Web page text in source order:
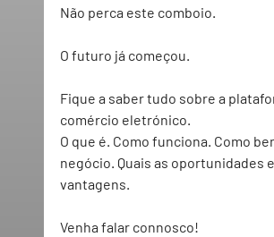
Não perca este comboio.
O futuro já começou.
Fique a saber tudo sobre a
comércio eletrónico.
O que é. Como funciona. Como
negócio. Quais as oportunidades
vantagens.
Venha falar connosco!